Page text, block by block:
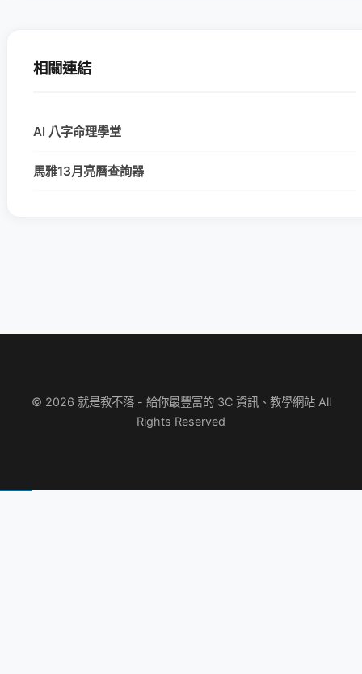
相關連結
AI 八字命理學堂
馬雅13月亮曆查詢器
© 2026 就是教不落 - 給你最豐富的 3C 資訊、教學網站 All
Rights Reserved